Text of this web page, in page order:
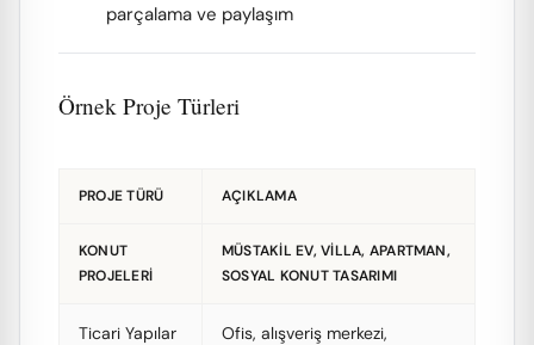
parçalama ve paylaşım
Örnek Proje Türleri
PROJE TÜRÜ AÇIKLAMA
KONUT
PROJELERI
MÜSTAKIL EV, VILLA, APARTMAN,
SOSYAL KONUT TASARIMI
Ticari Yapılar
Ofis, alışveriş merkezi,